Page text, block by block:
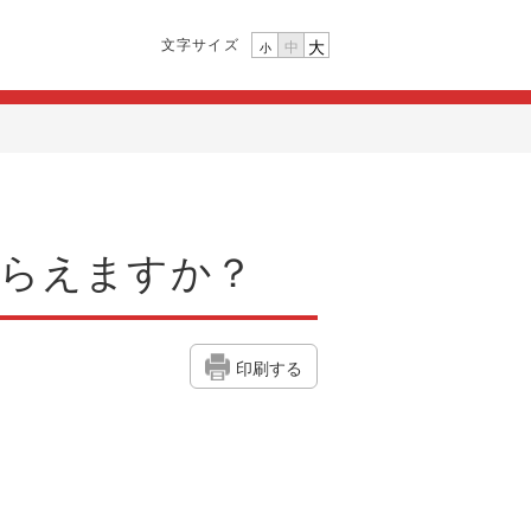
文字サイズ 小 中 大
えますか？
印刷する